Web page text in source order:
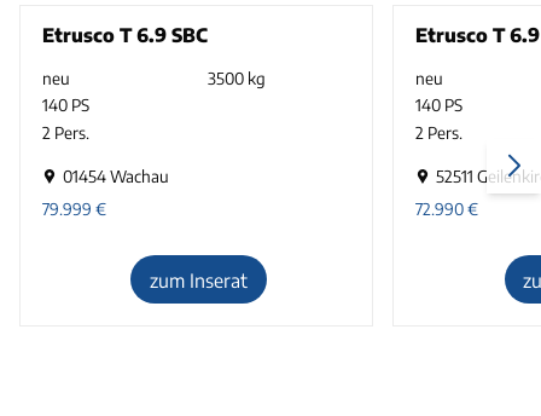
Etrusco T 6.9 SBC
neu
3500 kg
140 PS
2 Pers.
01454 Wachau
79.999 €
zum Inserat
Etrusco T 6.9
neu
140 PS
2 Pers.
52511
72.990€